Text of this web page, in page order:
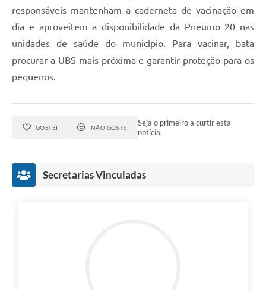
responsáveis mantenham a caderneta de vacinação em
dia e aproveitem a disponibilidade da Pneumo 20 nas
unidades de saúde do município. Para vacinar, bata
procurar a UBS mais próxima e garantir proteção para os
pequenos.
GOSTEI NÃO GOSTEI
Seja o primeiro a curtir esta
notícia.
Secretarias Vinculadas